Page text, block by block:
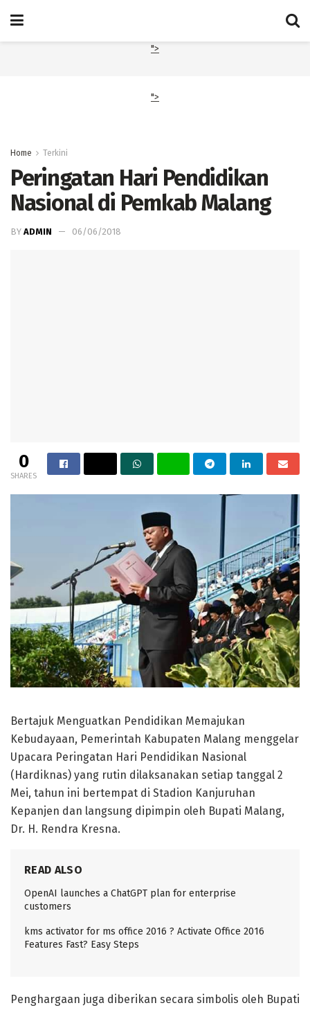
">
">
Home Terkini
Peringatan Hari Pendidikan
Nasional di Pemkab Malang
BY ADMIN 06/06/2018
0
SHARES
Bertajuk Menguatkan Pendidikan Memajukan
Kebudayaan, Pemerintah Kabupaten Malang menggelar
Upacara Peringatan Hari Pendidikan Nasional
(Hardiknas) yang rutin dilaksanakan setiap tanggal 2
Mei, tahun ini bertempat di Stadion Kanjuruhan
Kepanjen dan langsung dipimpin oleh Bupati Malang,
Dr. H. Rendra Kresna.
READ ALSO
OpenAI launches a ChatGPT plan for enterprise
customers
kms activator for ms office 2016 ? Activate Office 2016
Features Fast? Easy Steps
Penghargaan juga diberikan secara simbolis oleh Bupati